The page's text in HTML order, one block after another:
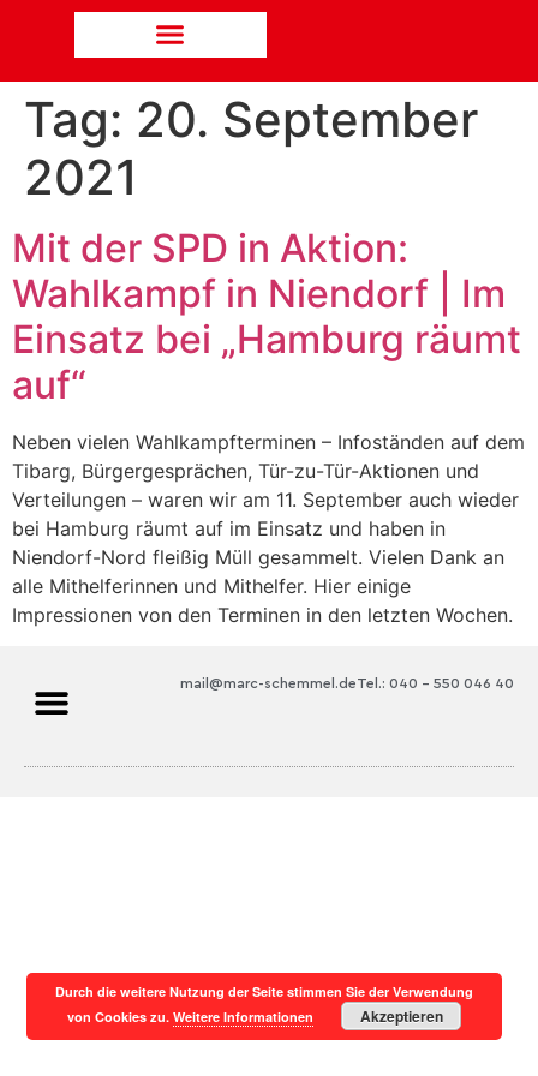
Tag: 20. September
2021
Mit der SPD in Aktion:
Wahlkampf in Niendorf | Im
Einsatz bei „Hamburg räumt
auf“
Neben vielen Wahlkampfterminen – Infoständen auf dem
Tibarg, Bürgergesprächen, Tür-zu-Tür-Aktionen und
Verteilungen – waren wir am 11. September auch wieder
bei Hamburg räumt auf im Einsatz und haben in
Niendorf-Nord fleißig Müll gesammelt. Vielen Dank an
alle Mithelferinnen und Mithelfer. Hier einige
Impressionen von den Terminen in den letzten Wochen.
Tel.: 040 – 550 046 40
mail@marc-schemmel.de
Durch die weitere Nutzung der Seite stimmen Sie der Verwendung
von Cookies zu.Weitere Informationen Akzeptieren